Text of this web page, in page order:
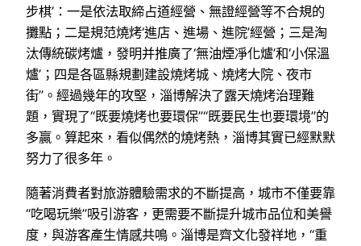
步棋’：一是依法取締占道經營、無證經營等不合規的
攤點；二是規范燒烤‘進店、進場、進院’經營；三是淘
汰傳統碳烤爐，發明并推廣了‘無油煙凈化爐’和‘小保溫
爐’；四是各區縣規劃建設燒烤城、燒烤大院、夜市
街”。經過幾年的攻堅，淄博解決了露天燒烤治理難
題，實現了“既要燒烤也要環保”“既要民生也要環境”的
多贏。算起來，看似偶然的燒烤熱，淄博其實已經默默
努力了很多年。
隨著消費者對旅游體驗需求的不斷提高，城市不僅要靠
“吃喝玩樂”吸引游客，更需要不斷提升城市品位和美譽
度，與游客產生情感共鳴。淄博是齊文化發祥地，“重